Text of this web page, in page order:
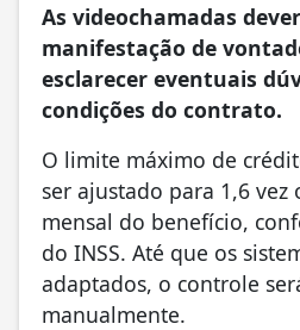
As videochamadas
manifestação de
esclarecer eventuais
condições do contrato.
O limite máximo de
ser ajustado para 1,6 vez
mensal do benefício,
do INSS. Até que os
adaptados, o controle
manualmente.